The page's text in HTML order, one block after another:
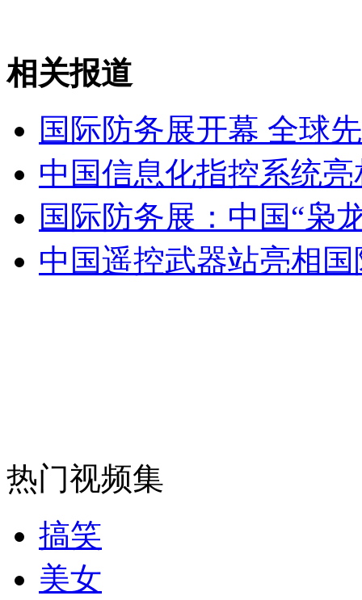
2012年中国周边隐患与美国有关
山西运城恶犬咬伤多人 警民合力深夜将其击毙
女孩北京地铁殴打老人 痛下狠手拳打脚踢
相关报道
国际防务展开幕 全球
中国信息化指控系统
国际防务展：中国“枭
中国遥控武器站亮相
热门视频集
搞笑
美女